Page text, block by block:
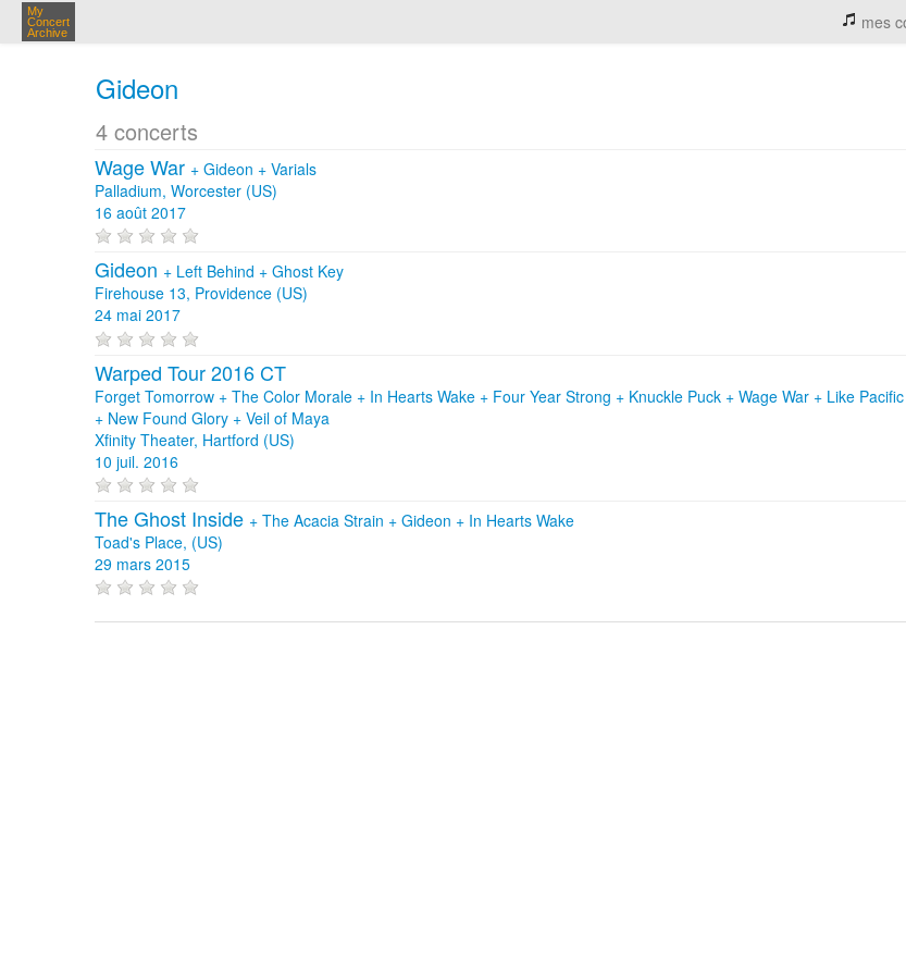
My
Concert
Archive
mes
Gideon
4 concerts
Wage War + Gideon + Varials
Palladium, Worcester (US)
16 août 2017
Gideon + Left Behind + Ghost Key
Firehouse 13, Providence (US)
24 mai 2017
Warped Tour 2016 CT
Forget Tomorrow + The Color Morale + In Hearts Wake + Four Year Strong + Knuckle Puck + Wage War + Like
+ New Found Glory + Veil of Maya
Xfinity Theater, Hartford (US)
10 juil. 2016
The Ghost Inside + The Acacia Strain + Gideon + In Hearts Wake
Toad's Place, (US)
29 mars 2015